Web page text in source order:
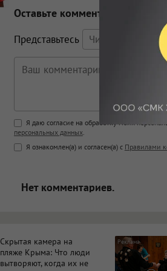
Оставьте комментарий
Представьтесь
Поддержка HTML
<b>, <strong>, <u>, <i>, <em>,
<blockquote>, <code>
Я даю согласие на обработку моих
персональных данных.
Я ознакомлен(а) и согласен(а) с Правилами
Нет комментариев.
Скрытая камера на
пляже Крыма: Что люди
вытворяют, когда их не